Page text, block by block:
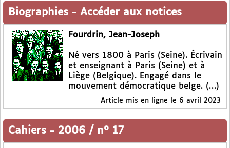
Biographies - Accéder aux notices
Fourdrin, Jean-Joseph
Né vers 1800 à Paris (Seine). Écrivain
et enseignant à Paris (Seine) et à
Liège (Belgique). Engagé dans le
mouvement démocratique belge. (…)
Article mis en ligne le 6 avril 2023
Cahiers - 2006 / n° 17